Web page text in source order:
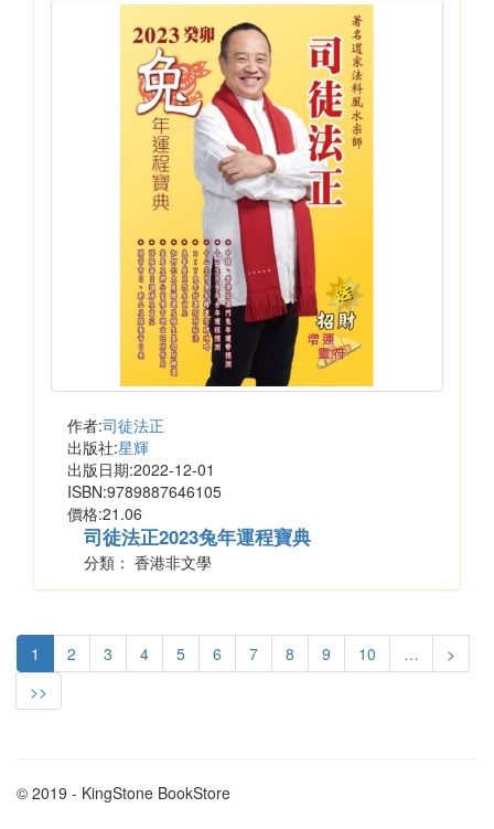
作者:司徒法正
出版社:星輝
出版日期:2022-12-01
ISBN:9789887646105
價格:21.06
司徒法正2023兔年運程寶典
分類： 香港非文學
1 2 3 4 5 6 7 8 9 10 …
>
>>
© 2019 - KingStone BookStore